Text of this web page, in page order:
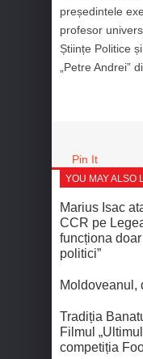
președintele
profesor
Științe Politice
„Petre Andrei”
Pin It
YOU MAY ALSO
Marius Isac
CCR pe
funcționa
politici”
Moldoveanul,
Tradiția
Filmul
competiția